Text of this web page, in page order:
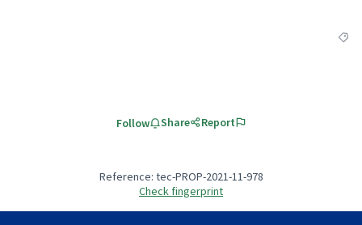
Follow Share Report
Reference: tec-PROP-2021-11-978
Check fingerprint